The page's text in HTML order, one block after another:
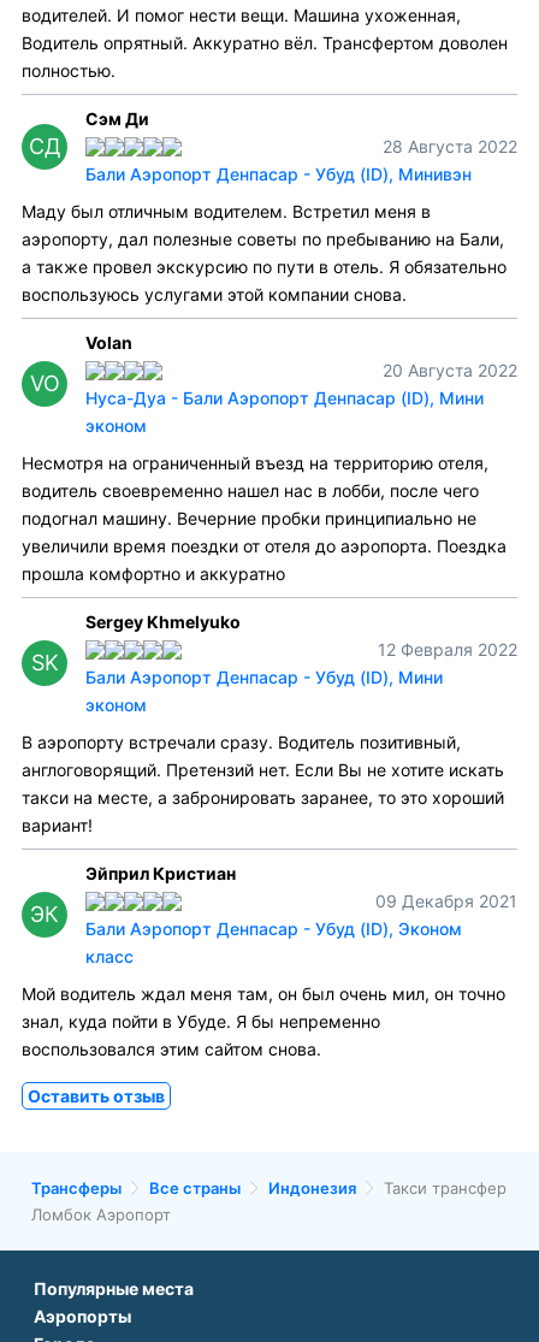
водителей. И помог нести вещи. Машина ухоженная,
Водитель опрятный. Аккуратно вёл. Трансфертом доволен
полностью.
СД
Сэм Ди
28 Августа 2022
Бали Аэропорт Денпасар - Убуд (ID), Минивэн
Маду был отличным водителем. Встретил меня в
аэропорту, дал полезные советы по пребыванию на Бали,
а также провел экскурсию по пути в отель. Я обязательно
воспользуюсь услугами этой компании снова.
VO
Volan
20 Августа 2022
Нуса-Дуа - Бали Аэропорт Денпасар (ID), Мини
эконом
Несмотря на ограниченный въезд на территорию отеля,
водитель своевременно нашел нас в лобби, после чего
подогнал машину. Вечерние пробки принципиально не
увеличили время поездки от отеля до аэропорта. Поездка
прошла комфортно и аккуратно
SK
Sergey Khmelyuko
12 Февраля 2022
Бали Аэропорт Денпасар - Убуд (ID), Мини
эконом
В аэропорту встречали сразу. Водитель позитивный,
англоговорящий. Претензий нет. Если Вы не хотите искать
такси на месте, а забронировать заранее, то это хороший
вариант!
ЭК
Эйприл Кристиан
09 Декабря 2021
Бали Аэропорт Денпасар - Убуд (ID), Эконом
класс
Мой водитель ждал меня там, он был очень мил, он точно
знал, куда пойти в Убуде. Я бы непременно
воспользовался этим сайтом снова.
Оставить отзыв
Трансферы Все страны Индонезия
Такси трансфер
Ломбок Аэропорт
Популярные места
Аэропорт Подгорицы
Аэропорты